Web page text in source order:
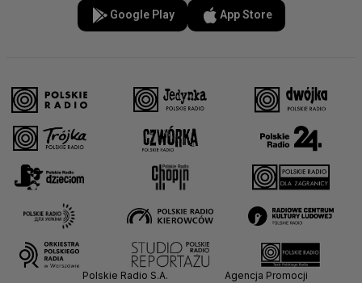
Google Play App Store
Polskie Radio S.A.
Agencja Promocji